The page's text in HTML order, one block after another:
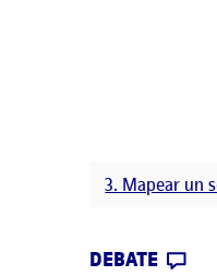
3. Mapear un
DEBATE